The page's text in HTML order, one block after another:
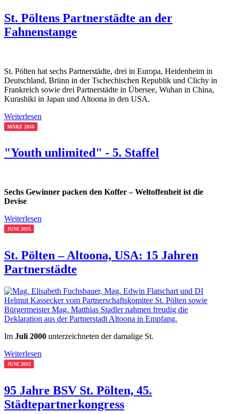
St. Pöltens Partnerstädte an der
Fahnenstange
St. Pölten hat sechs Partnerstädte, drei in Europa, Heidenheim in
Deutschland, Brünn in der Tschechischen Republik und Clichy in
Frankreich sowie drei Partnerstädte in Übersee, Wuhan in China,
Kurashiki in Japan und Altoona in den USA.
Weiterlesen
MÄRZ 2016
"Youth unlimited" - 5. Staffel
Sechs Gewinner packen den Koffer – Weltoffenheit ist die
Devise
Weiterlesen
JUNI 2015
St. Pölten – Altoona, USA: 15 Jahren
Partnerstädte
Im Juli 2000 unterzeichneten der damalige St.
Weiterlesen
JUNI 2015
95 Jahre BSV St. Pölten, 45.
Städtepartnerkongress